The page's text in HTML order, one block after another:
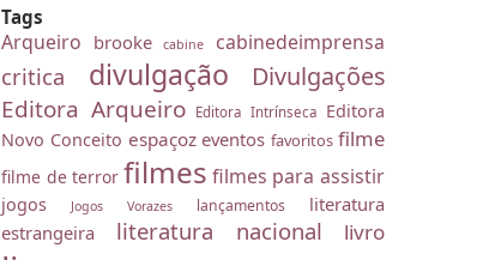
Tags
Arqueiro brooke cabine cabinedeimprensa
critica divulgação Divulgações
Editora Arqueiro Editora Intrínseca Editora
Novo Conceito espaçoz eventos favoritos filme
filme de terror filmes filmes para assistir
jogos Jogos Vorazes lançamentos
literatura
estrangeira
literatura nacional livro